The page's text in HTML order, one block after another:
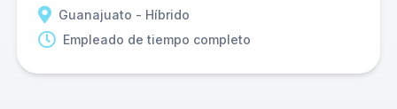
Guanajuato - Híbrido
Empleado de tiempo completo